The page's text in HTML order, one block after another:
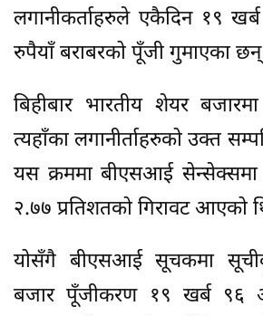
लगानीकर्ताहरुले एकैदिन १९
रुपैयाँ बराबरको पूँजी गुमाएका
बिहीबार भारतीय शेयर
त्यहाँका लगानीर्ताहरुको उक्त
यस क्रममा बीएसआई
२.७७ प्रतिशतको गिरावट आएको
योसँगै बीएसआई सूचकमा
बजार पूँजीकरण १९ खर्ब ९६